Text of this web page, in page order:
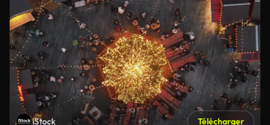
iStock Télécharger